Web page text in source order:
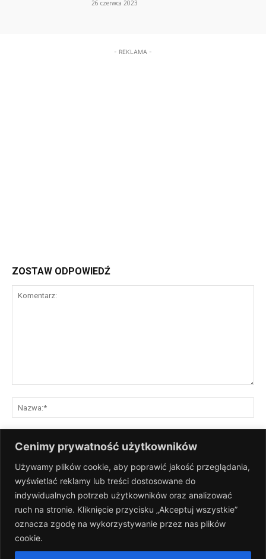
Cenimy prywatność użytkowników
Używamy plików cookie, aby poprawić jakość przeglądania,
wyświetlać reklamy lub treści dostosowane do
indywidualnych potrzeb użytkowników oraz analizować
ruch na stronie. Kliknięcie przycisku „Akceptuj wszystkie”
oznacza zgodę na wykorzystywanie przez nas plików
cookie.
26 czerwca 2023
- REKLAMA -
ZOSTAW ODPOWIEDŹ
Zapisz moje nazwisko, adres e-mail i stronę internetową w tej
przeglądarce na następny raz, gdy skomentuję.